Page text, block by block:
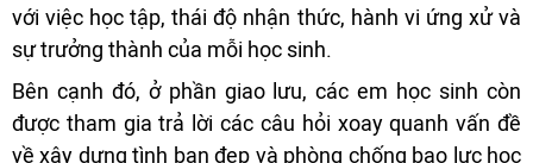
với việc học tập, thái độ nhận thức, hành vi ứng xử và
sự trưởng thành của mỗi học sinh.
Bên cạnh đó, ở phần giao lưu, các em học sinh còn
được tham gia trả lời các câu hỏi xoay quanh vấn đề
về xây dựng tình bạn đẹp và phòng chống bạo lực học